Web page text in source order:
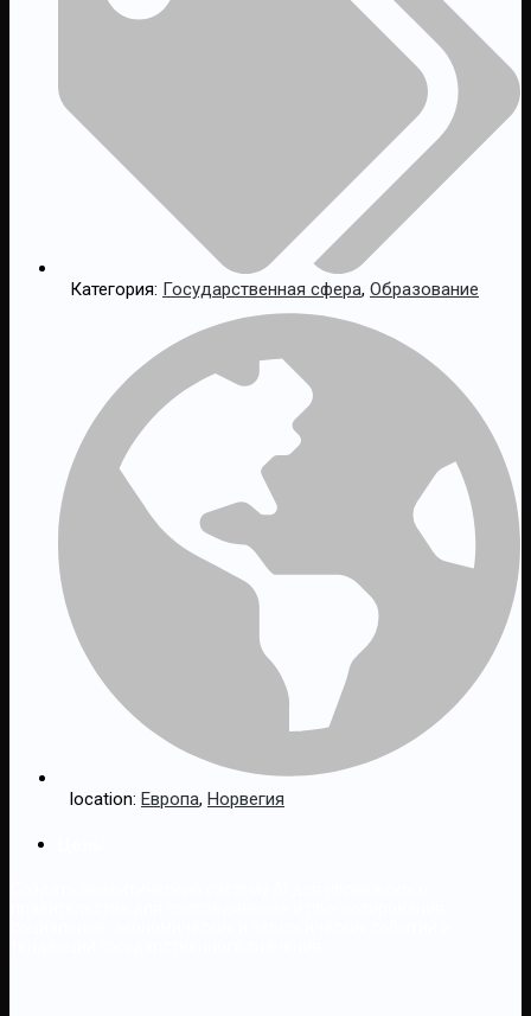
Категория: Государственная сфера, Образование
location: Европа, Норвегия